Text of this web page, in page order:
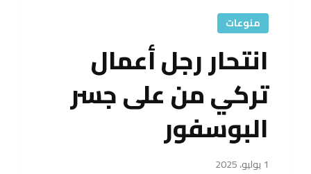
منوعات
انتحار رجل أعمال
تركي من على جسر
البوسفور
1 يوليو، 2025